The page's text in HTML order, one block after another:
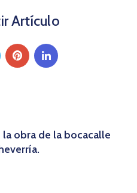
Artículo
obra de la bocacalle